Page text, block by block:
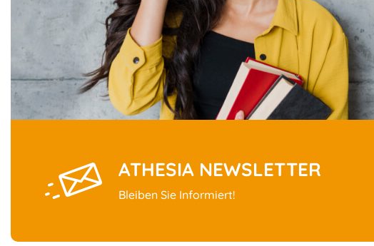
ATHESIA NEWSLETTER
Bleiben Sie Informiert!